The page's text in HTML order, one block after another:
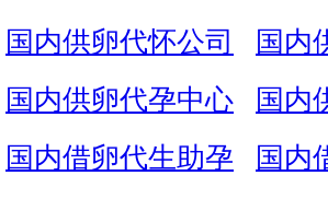
国内供卵代怀公司
国内
国内供卵代孕中心
国内
国内借卵代生助孕
国内